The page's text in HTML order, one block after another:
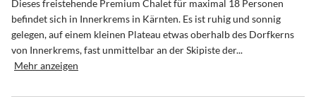
Dieses freistehende Premium Chalet für maximal 18 Personen
befindet sich in Innerkrems in Kärnten. Es ist ruhig und sonnig
gelegen, auf einem kleinen Plateau etwas oberhalb des Dorfkerns
von Innerkrems, fast unmittelbar an der Skipiste der...
Mehr anzeigen